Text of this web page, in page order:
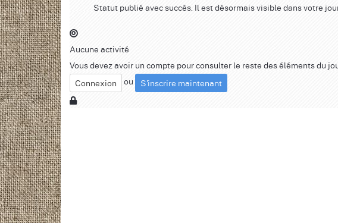
Statut publié avec succès. Il est désormais visible dans votre
Aucune activité
Vous devez avoir un compte pour consulter le reste des éléments du
Connexion
ou S'inscrire maintenant